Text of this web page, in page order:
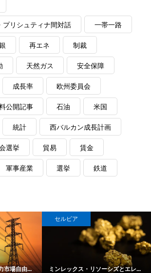
プリシュティナ間対話 一帯一路
再エネ 制裁
天然ガス 安全保障
成長率 欧州委員会
公開記事 石油 米国
統計 西バルカン成長計画
選挙 貿易 賃金
軍事産業 選挙 鉄道
市場自由...
セルビア
ミンレックス・リソーシズとエレ...